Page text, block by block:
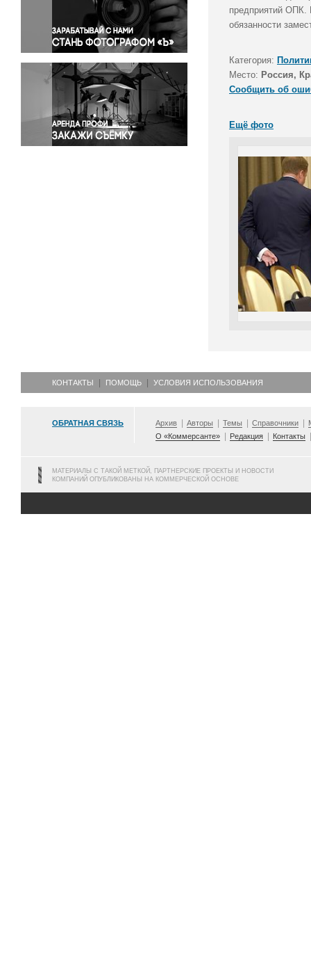
Правосудие
Происшествия и конфликты
Религия
Светская жизнь
Спорт
Экология
Экономика и бизнес
предприятий ОПК.
обязанности
Категория:
Место: Россия,
Сообщить об
Ещё фото
КОНТАКТЫ ПОМОЩЬ УСЛОВИЯ ИСПОЛЬЗОВАНИЯ
ОБРАТНАЯ СВЯЗЬ Архив Авторы Темы Справочники
О «Коммерсанте»
Редакция Контакты
МАТЕРИАЛЫ С ТАКОЙ МЕТКОЙ, ПАРТНЕРСКИЕ ПРОЕКТЫ И НОВОСТИ
КОМПАНИЙ ОПУБЛИКОВАНЫ НА КОММЕРЧЕСКОЙ ОСНОВЕ